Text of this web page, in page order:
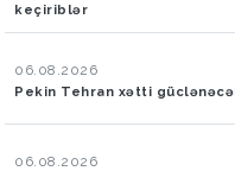
keçiriblər
06.08.2026
Pekin Tehran xətti
06.08.2026